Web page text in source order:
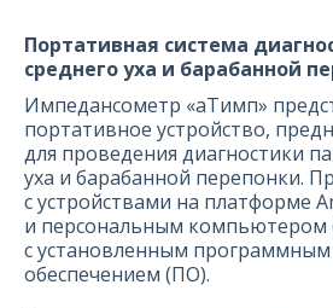
Портативная система
среднего уха и барабанной
Импедансометр «аТимп»
портативное устройство,
для проведения диагностики
уха и барабанной перепонки.
с устройствами на платформе
и персональным компьютером
с установленным программным
обеспечением (ПО).